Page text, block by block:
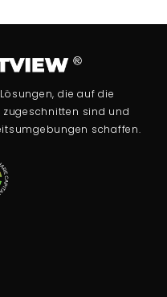
die auf die
sind und
schaffen.